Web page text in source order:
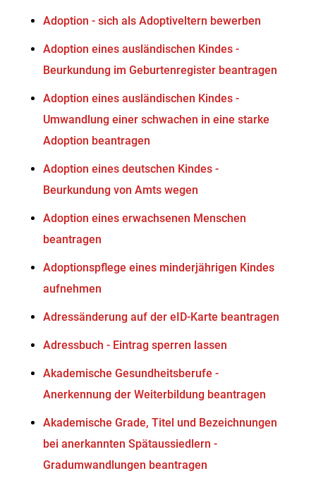
Adoption - sich als Adoptiveltern bewerben
Adoption eines ausländischen Kindes -
Beurkundung im Geburtenregister beantragen
Adoption eines ausländischen Kindes -
Umwandlung einer schwachen in eine starke
Adoption beantragen
Adoption eines deutschen Kindes -
Beurkundung von Amts wegen
Adoption eines erwachsenen Menschen
beantragen
Adoptionspflege eines minderjährigen Kindes
aufnehmen
Adressänderung auf der eID-Karte beantragen
Adressbuch - Eintrag sperren lassen
Akademische Gesundheitsberufe -
Anerkennung der Weiterbildung beantragen
Akademische Grade, Titel und Bezeichnungen
bei anerkannten Spätaussiedlern -
Gradumwandlungen beantragen